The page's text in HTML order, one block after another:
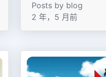
Posts by blog
2 年，5 月前